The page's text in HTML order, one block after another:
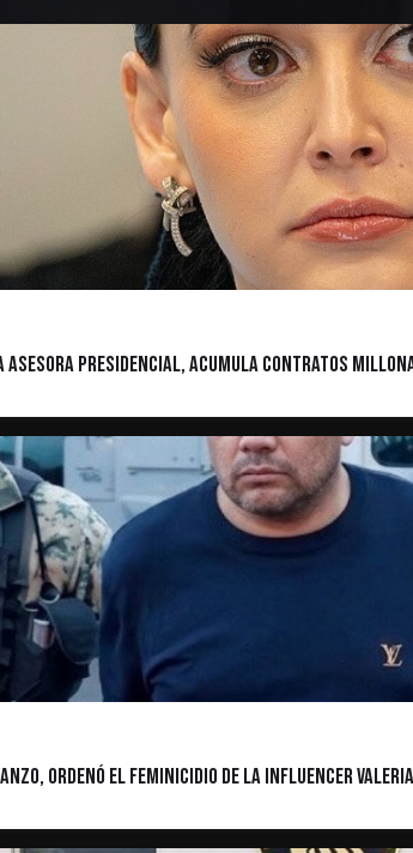
asesora presidencial, acumula contratos
ordenó el feminicidio de la influencer